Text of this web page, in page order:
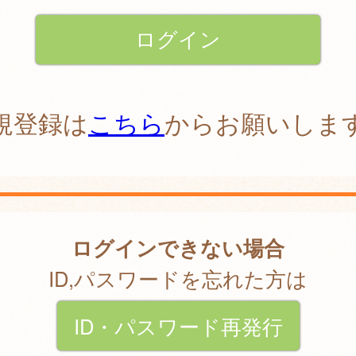
登録はこちらからお願いしま
ログインできない場合
ID,パスワードを忘れた方は
ID・パスワード再発行